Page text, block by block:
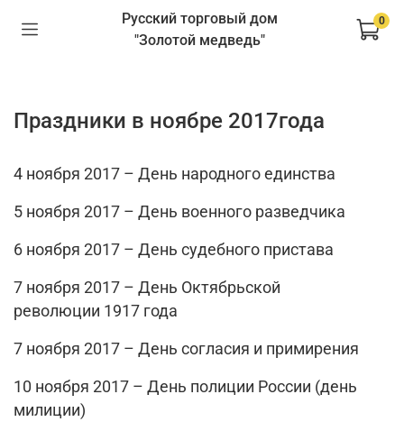
Русский торговый дом
"Золотой медведь"
0
Праздники в ноябре 2017года
4 ноября 2017 – День народного единства
5 ноября 2017 – День военного разведчика
6 ноября 2017 – День судебного пристава
7 ноября 2017 – День Октябрьской
революции 1917 года
7 ноября 2017 – День согласия и примирения
10 ноября 2017 – День полиции России (день
милиции)